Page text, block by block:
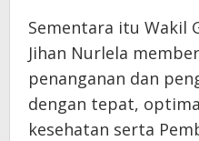
Sementara itu Wakil
Jihan Nurlela
penanganan dan
dengan tepat,
kesehatan serta